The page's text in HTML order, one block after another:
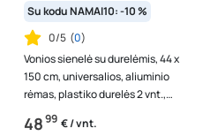
Su kodu NAMAI10: -10 %
0/5 (0)
Vonios sienelė su durelėmis, 44 x
150 cm, universalios, aliuminio
rėmas, plastiko durelės 2 vnt.,
aukštis reguliuojamas,...
4899 € / vnt.